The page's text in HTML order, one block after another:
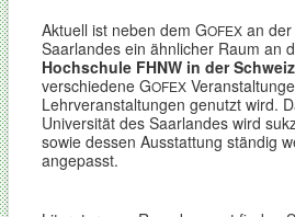
Aktuell ist neben dem GOFEX an
Saarlandes ein ähnlicher Raum an
Hochschule FHNW in der Schweiz
verschiedene GOFEX
Lehrveranstaltungen genutzt wird.
Universität des Saarlandes wird
sowie dessen Ausstattung ständig
angepasst.